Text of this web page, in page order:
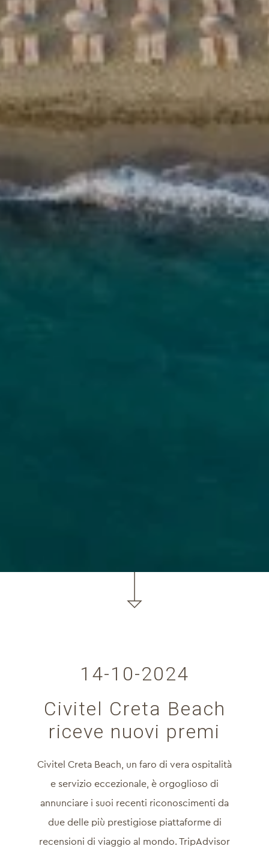
14-10-2024
Civitel Creta Beach
riceve nuovi premi
Civitel Creta Beach, un faro di vera ospitalità
e servizio eccezionale, è orgoglioso di
annunciare i suoi recenti riconoscimenti da
due delle più prestigiose piattaforme di
recensioni di viaggio al mondo. TripAdvisor